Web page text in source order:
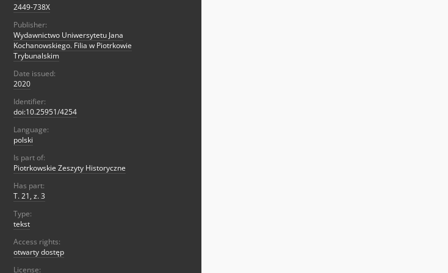
2449-738X
Publisher:
Wydawnictwo Uniwersytetu Jana
Kochanowskiego. Filia w Piotrkowie
Trybunalskim
Date issued:
2020
Identifier:
doi:10.25951/4254
Language:
polski
Is part of:
Piotrkowskie Zeszyty Historyczne
Has part:
T. 21, z. 3
Type:
tekst
Access rights:
otwarty dostęp
License: